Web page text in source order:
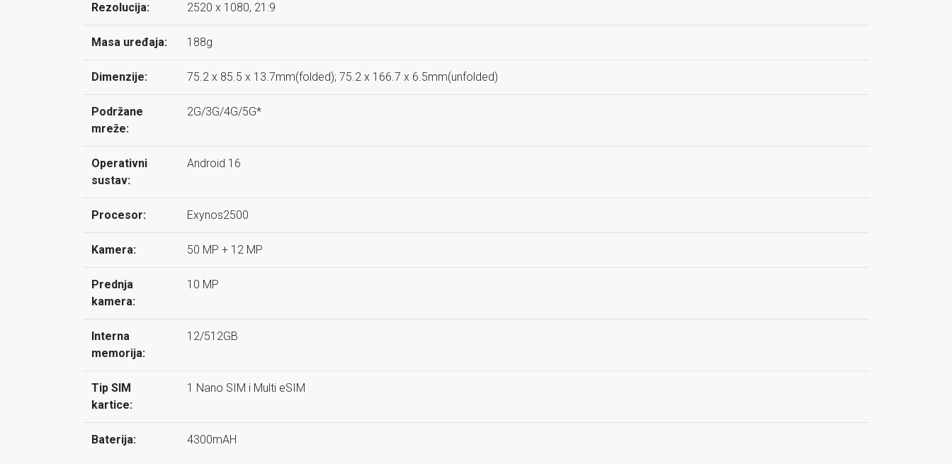
Rezolucija: 2520 x 1080, 21:9
Masa uređaja: 188g
Dimenzije: 75.2 x 85.5 x 13.7mm(folded); 75.2 x 166.7 x 6.5mm(unfolded)
Podržane
mreže:
2G/3G/4G/5G*
Operativni
sustav:
Android 16
Procesor: Exynos2500
Kamera: 50 MP + 12 MP
Prednja
kamera:
10 MP
Interna
memorija:
12/512GB
Tip SIM
kartice:
1 Nano SIM i Multi eSIM
Baterija: 4300mAH